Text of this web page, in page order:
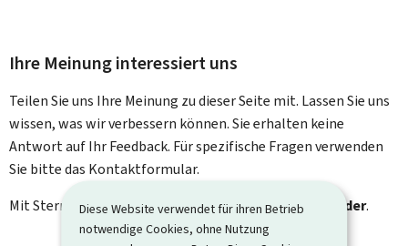
Diese Website verwendet für ihren Betrieb
notwendige Cookies, ohne Nutzung
Ihre Meinung interessiert uns
Teilen Sie uns Ihre Meinung zu dieser Seite mit. Lassen Sie uns
wissen, was wir verbessern können. Sie erhalten keine
Antwort auf Ihr Feedback. Für spezifische Fragen verwenden
Sie bitte das Kontaktformular.
Mit Stern gekennzeichnete Felder ( * ) sindPflichtfelder.